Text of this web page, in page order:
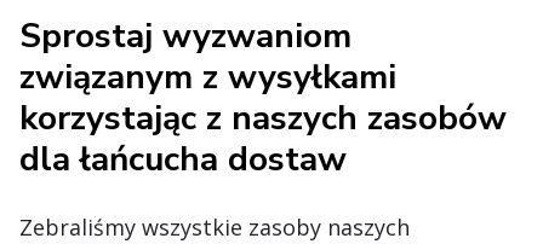
Sprostaj wyzwaniom
związanym z wysyłkami
korzystając z naszych zasobów
dla łańcucha dostaw
Zebraliśmy wszystkie zasoby naszych